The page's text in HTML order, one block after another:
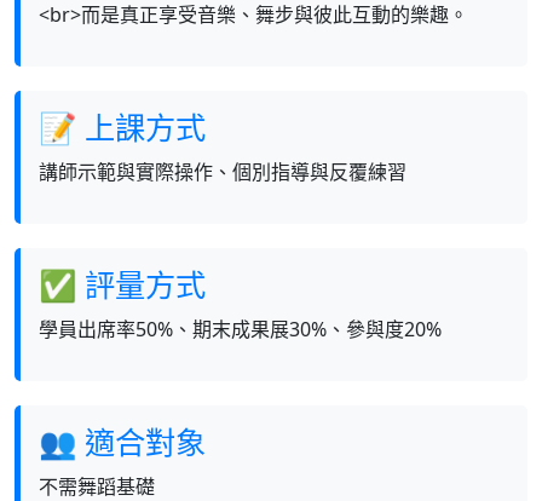
<br>而是真正享受音樂、舞步與彼此互動的樂趣。
📝 上課方式
講師示範與實際操作、個別指導與反覆練習
✅ 評量方式
學員出席率50%、期末成果展30%、參與度20%
👥 適合對象
不需舞蹈基礎